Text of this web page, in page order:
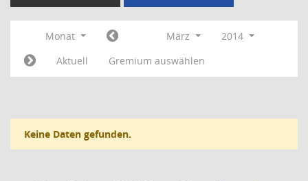
Monat März
2014
Aktuell
Gremium auswählen
Keine Daten gefunden.